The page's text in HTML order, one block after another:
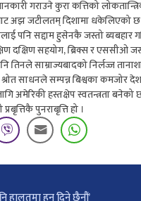
गराउने कुरा कत्तिको
अझ जटीलतम् दिशामा धकेलिएको छ
पनि सद्दाम हुसेनकै जस्तो ब्यबहार
दक्षिण सहयोग, ब्रिक्स र एससीओ
साम्राज्यबादको निर्लज्ज
साधनले सम्पन्न बिश्वका कमजोर
अमेरिकी हस्तक्षेप स्वतन्त्रता
पुनराबृत्ति हो ।